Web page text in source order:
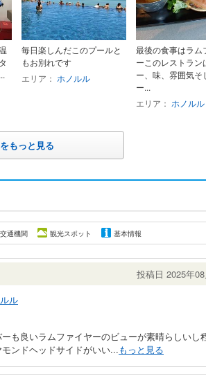
毎日楽しんだこのプールと
もお別れです
エリア： ホノルル
最後の食事はラム
ーこのレストラン
ー、味、雰囲気そ
ー...
エリア： ホノルル
もっと見る
交通機関 観光スポット 基本情報
投稿日 2025年
ル
も良いラムファイヤーのビューが素晴らしいし
ンドヘッドサイドがいい...もっと見る